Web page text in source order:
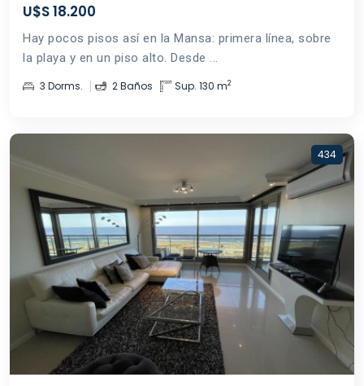
U$S 18.200
Hay pocos pisos así en la Mansa: primera línea, sobre
la playa y en un piso alto. Desde ...
3 Dorms. 2 Baños Sup. 130 m2
434